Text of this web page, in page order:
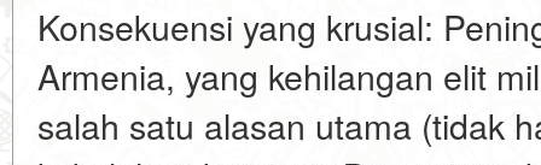
Konsekuensi yang krusial:
Armenia, yang kehilangan elit
salah satu alasan utama (tidak